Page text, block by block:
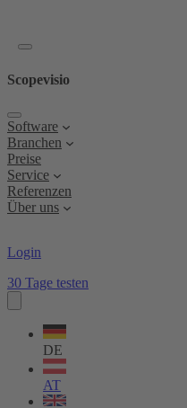
Scopevisio
Software
Branchen
Preise
Service
Referenzen
Über uns
Login
30 Tage testen
Sprache
wählen
DE
AT